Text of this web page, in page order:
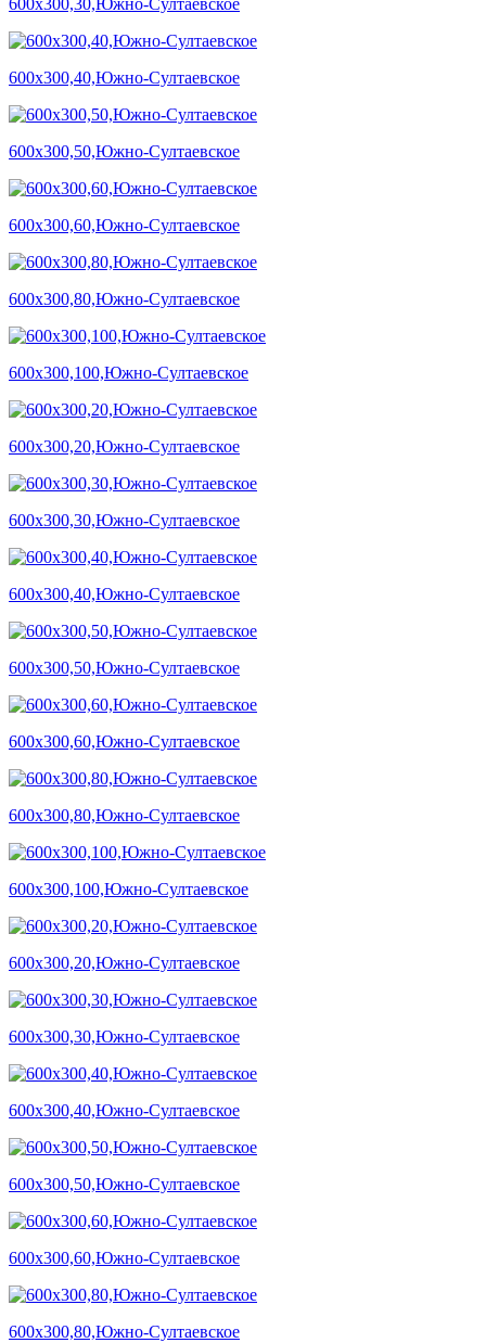
600х300,40,Южно-Султаевское
600х300,50,Южно-Султаевское
600х300,60,Южно-Султаевское
600х300,80,Южно-Султаевское
600х300,100,Южно-Султаевское
600х300,20,Южно-Султаевское
600х300,30,Южно-Султаевское
600х300,40,Южно-Султаевское
600х300,50,Южно-Султаевское
600х300,60,Южно-Султаевское
600х300,80,Южно-Султаевское
600х300,100,Южно-Султаевское
600х300,20,Южно-Султаевское
600х300,30,Южно-Султаевское
600х300,40,Южно-Султаевское
600х300,50,Южно-Султаевское
600х300,60,Южно-Султаевское
600х300,80,Южно-Султаевское